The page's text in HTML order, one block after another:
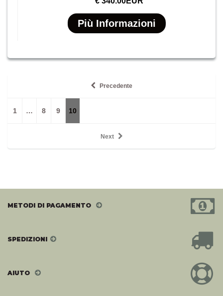
Più Informazioni
Precedente
1 … 8 9 10
Next
METODI DI PAGAMENTO
SPEDIZIONI
AIUTO